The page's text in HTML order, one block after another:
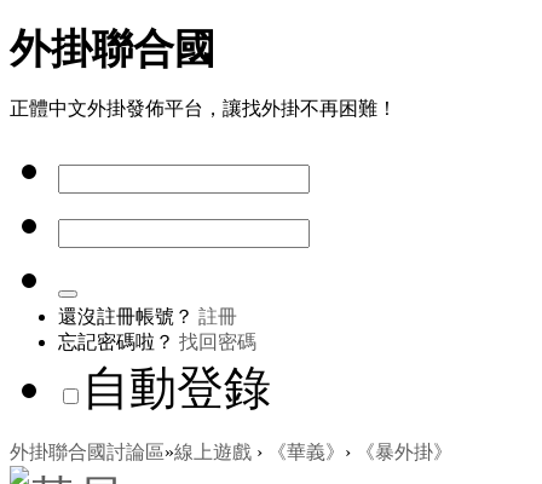
外掛聯合國
正體中文外掛發佈平台，讓找外掛不再困難！
還沒註冊帳號？ 註冊
忘記密碼啦？ 找回密碼
自動登錄
外掛聯合國討論區»線上遊戲 › 《華義》 › 《暴外掛》